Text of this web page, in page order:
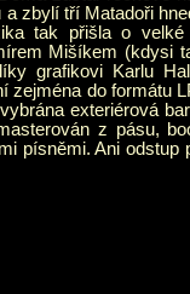
zbylí tří Matadoři
tak přišla o
Mišíkem (kdysi
grafikovi Karlu
zejména do formátu
exteriérová
z pásu,
písněmi. Ani odstup